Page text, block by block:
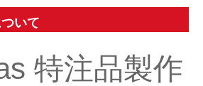
いて
特注品製作